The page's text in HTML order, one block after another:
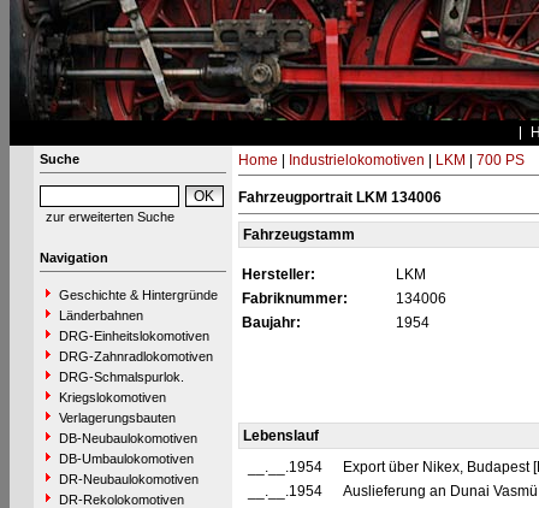
Suche
zur erweiterten Suche
Navigation
Geschichte & Hintergründe
Länderbahnen
DRG-Einheitslokomotiven
DRG-Zahnradlokomotiven
DRG-Schmalspurlok.
Kriegslokomotiven
Verlagerungsbauten
DB-Neubaulokomotiven
DB-Umbaulokomotiven
DR-Neubaulokomotiven
DR-Rekolokomotiven
Home Industrielokomotiven LKM 700 PS
Fahrzeugportrait LKM 134006
Fahrzeugstamm
Hersteller:
LKM
Fabriknummer:
134006
Baujahr:
1954
Lebenslauf
__.__.1954
Export über Nikex,
__.__.1954
Auslieferung an Dunai